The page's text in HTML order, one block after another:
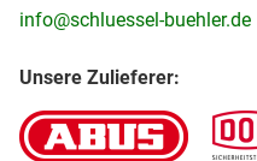
info@schluessel-buehler.de
Unsere Zulieferer: